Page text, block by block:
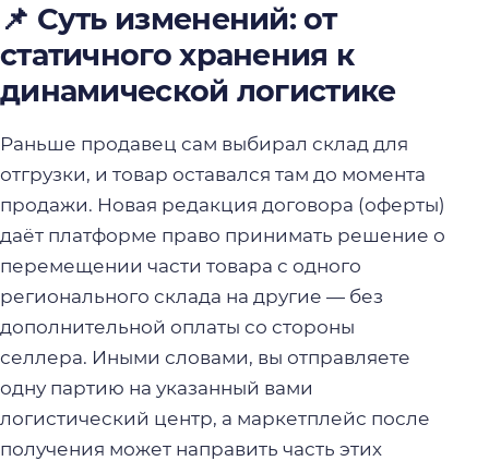
📌 Суть изменений: от
статичного хранения к
динамической логистике
Раньше продавец сам выбирал склад для
отгрузки, и товар оставался там до момента
продажи. Новая редакция договора (оферты)
даёт платформе право принимать решение о
перемещении части товара с одного
регионального склада на другие — без
дополнительной оплаты со стороны
селлера. Иными словами, вы отправляете
одну партию на указанный вами
логистический центр, а маркетплейс после
получения может направить часть этих